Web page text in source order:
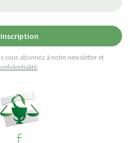
Inscription
vous abonnez à notre newsletter et
.